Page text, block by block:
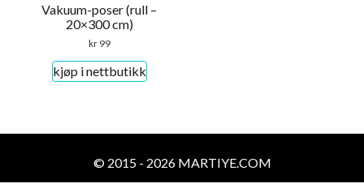
Vakuum-poser (rull –
20×300 cm)
kr99
kjøp i nettbutikk
© 2015 - 2026 MARTIYE.COM